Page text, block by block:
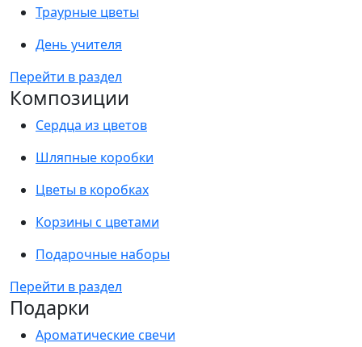
Траурные цветы
День учителя
Перейти в раздел
Композиции
Сердца из цветов
Шляпные коробки
Цветы в коробках
Корзины с цветами
Подарочные наборы
Перейти в раздел
Подарки
Ароматические свечи